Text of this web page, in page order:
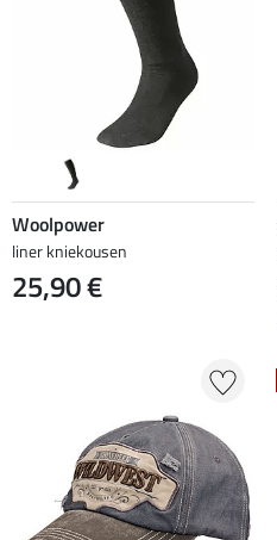
Woolpower
liner kniekousen
25,90 €